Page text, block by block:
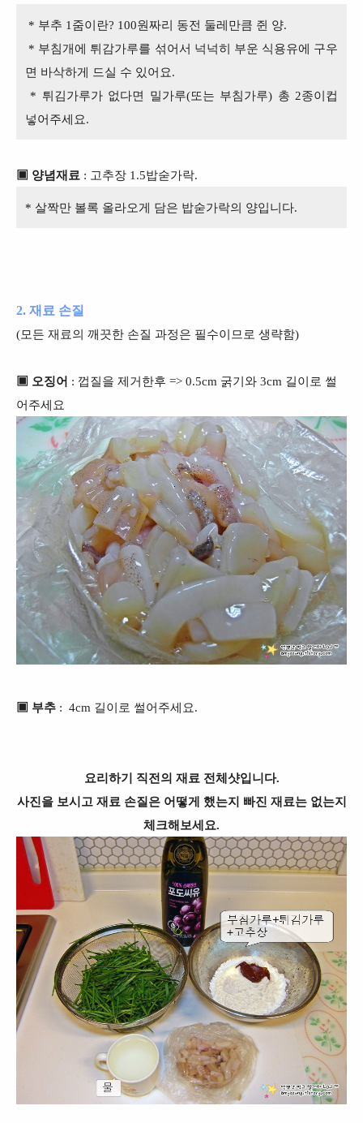
* 부추 1줌이란? 100원짜리 동전 둘레만큼 쥔 양.
* 부침개에 튀감가루를 섞어서 넉넉히 부운 식용유에 구우
면 바삭하게 드실 수 있어요.
* 튀김가루가 없다면 밀가루(또는 부침가루) 총 2종이컵
넣어주세요.
▣ 양념재료 : 고추장 1.5밥숟가락.
* 살짝만 볼록 올라오게 담은 밥숟가락의 양입니다.
2. 재료 손질
(모든 재료의 깨끗한 손질 과정은 필수이므로 생략함)
▣ 오징어 : 껍질을 제거한후 => 0.5cm 굵기와 3cm 길이로 썰
어주세요
▣ 부추 : 4cm 길이로 썰어주세요.
요리하기 직전의 재료 전체샷입니다.
사진을 보시고 재료 손질은 어떻게 했는지 빠진 재료는 없는지
체크해보세요.